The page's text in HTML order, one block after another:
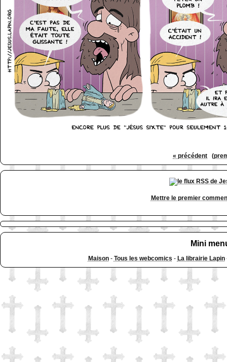
http://www.lefabz.com/
« précédent
Mettre le premier
Mini
Maison- Tous les webcomics - La librairie Lapin